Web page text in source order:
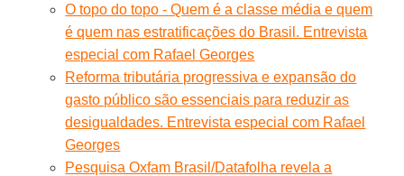
O topo do topo - Quem é a classe média e quem
é quem nas estratificações do Brasil. Entrevista
especial com Rafael Georges
Reforma tributária progressiva e expansão do
gasto público são essenciais para reduzir as
desigualdades. Entrevista especial com Rafael
Georges
Pesquisa Oxfam Brasil/Datafolha revela a